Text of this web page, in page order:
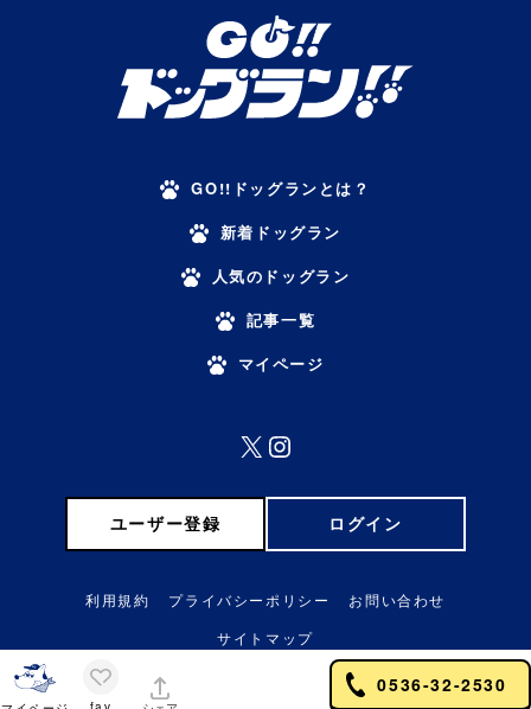
0536-32-2530
GO!!ドッグランとは？
新着ドッグラン
人気のドッグラン
記事一覧
マイページ
X Instagram
ユーザー登録 ログイン
利用規約 プライバシーポリシー
お問い合わせ
サイトマップ